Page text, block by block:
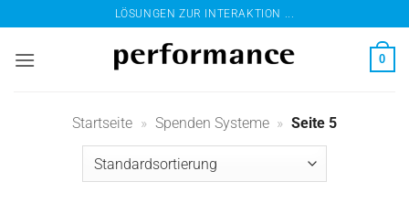
Inhalt
springen
LÖSUNGEN ZUR INTERAKTION ...
0
Startseite » Spenden Systeme » Seite 5